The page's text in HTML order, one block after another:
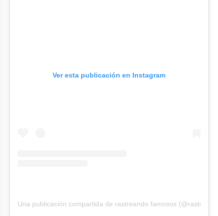
Ver esta publicación en Instagram
Una publicación compartida de rastreando famosos